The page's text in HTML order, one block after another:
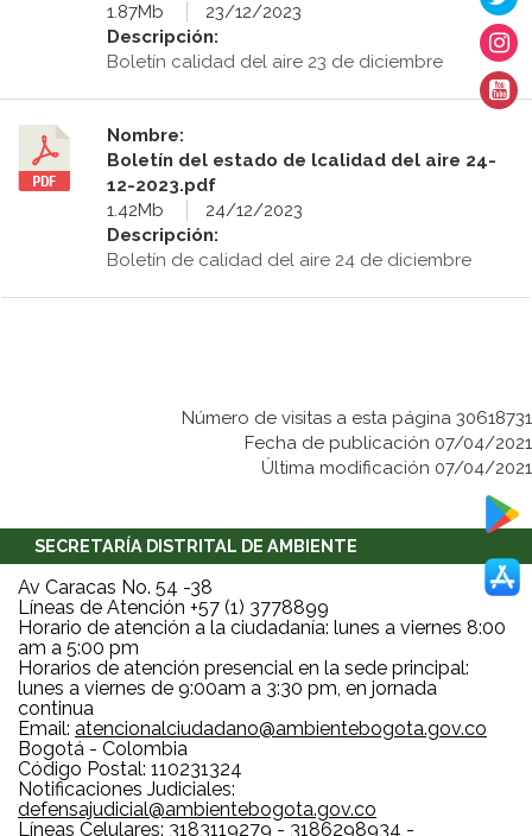
1.87Mb
23/12/2023
Descripción:
Boletín calidad del aire 23 de diciembre
Nombre:
Boletín del estado de lcalidad del aire 24-
12-2023.pdf
1.42Mb
24/12/2023
Descripción:
Boletín de calidad del aire 24 de diciembre
Número de visitas a esta página 30618731
Fecha de publicación 07/04/2021
Última modificación 07/04/2021
SECRETARÍA DISTRITAL DE AMBIENTE
Av Caracas No. 54 -38
Líneas de Atención +57 (1) 3778899
Horario de atención a la ciudadanía: lunes a viernes 8:00
am a 5:00 pm
Horarios de atención presencial en la sede principal:
lunes a viernes de 9:00am a 3:30 pm, en jornada
continua
Email: atencionalciudadano@ambientebogota.gov.co
Bogotá - Colombia
Código Postal: 110231324
Notificaciones Judiciales:
defensajudicial@ambientebogota.gov.co
Líneas Celulares: 3183119279 - 3186298934 -